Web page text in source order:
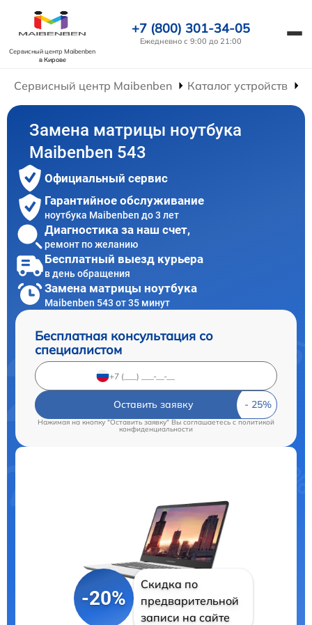
Сервисный центр Maibenben
в Кирове
+7 (800) 301-34-05
Ежедневно с 9:00 до 21:00
Сервисный центр Maibenben Каталог устройств
Замена матрицы ноутбука
Maibenben 543
Официальный сервис
Гарантийное обслуживание
ноутбука Maibenben до 3 лет
Диагностика за наш счет,
ремонт по желанию
Бесплатный выезд курьера
в день обращения
Замена матрицы ноутбука
Maibenben 543 от 35 минут
Бесплатная консультация со
специалистом
Оставить заявку
Нажимая на кнопку "Оставить заявку" Вы соглашаетесь cполитикой
конфиденциальности
-20%
Скидка по
предварительной
записи на сайте